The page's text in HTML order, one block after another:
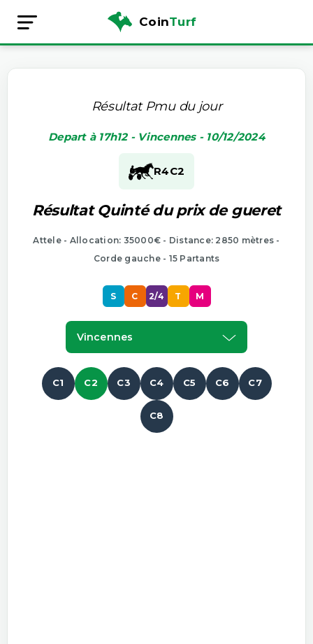
CoinTurf
Résultat Pmu du jour
Depart à 17h12 - Vincennes - 10/12/2024
R4C2
Résultat Quinté du prix de gueret
Attele - Allocation: 35000€ - Distance: 2850 mètres -
Corde gauche - 15 Partants
S C 2/4 T M
Vincennes
C1 C2 C3 C4 C5 C6 C7
C8